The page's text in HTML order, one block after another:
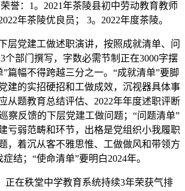
：1。2021年茶陵县初中劳动教育教师
年茶陵优良员； 3。2022年度茶陵。
党建工做述职演讲，按照成就清单、问
个部门撰写，字数必需节制正在3000字摆
篇幅不得跨越三分之一。“成就清单”要脚
建的实招硬招和工做成效，沉视器具体事
从题教育总结评估、2022年年度述职评断
察反馈的下层党建工做问题；“问题清单”
亏弱范畴和环节，出格是党组织小我履职
，着沉从客不雅思惟、工做做风和带领方
结；“使命清单”要明白2024年。
在秩堂中学教育系统持续3年荣获气排